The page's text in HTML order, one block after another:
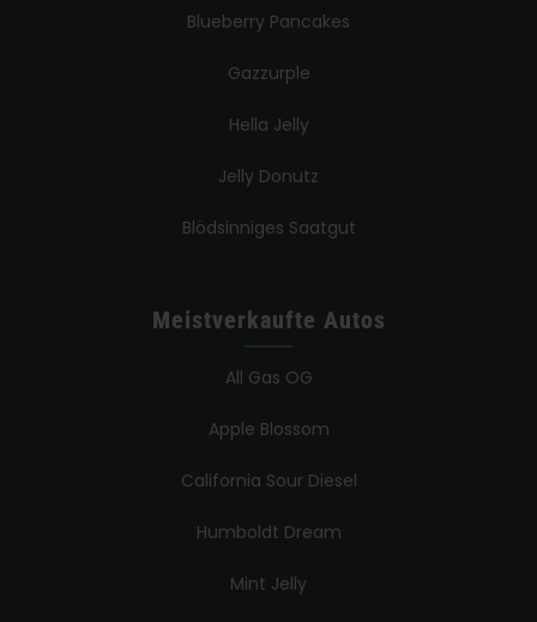
Blueberry Pancakes
Gazzurple
Hella Jelly
Jelly Donutz
Blödsinniges Saatgut
Meistverkaufte Autos
All Gas OG
Apple Blossom
California Sour Diesel
Humboldt Dream
Mint Jelly